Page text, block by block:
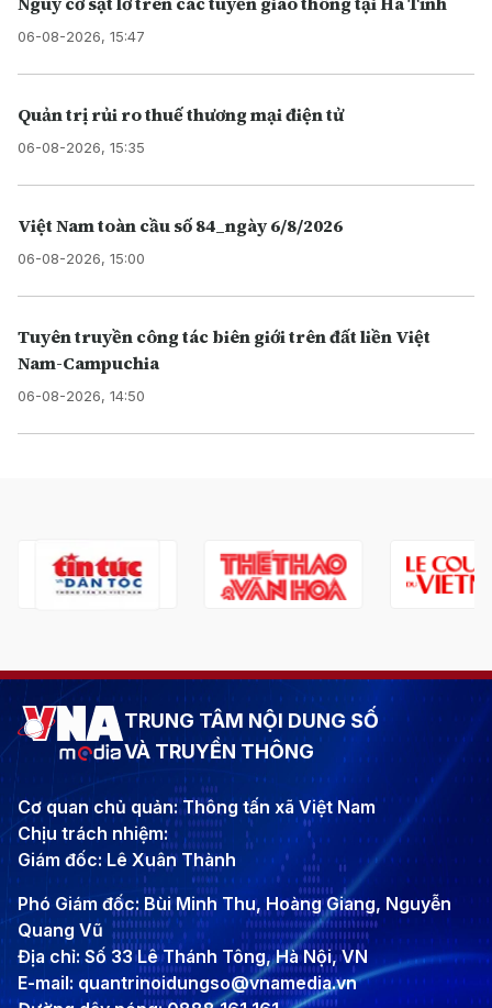
06-08-2026, 15:47
Quản trị rủi ro thuế thương mại điện tử
06-08-2026, 15:35
Việt Nam toàn cầu số 84_ngày 6/8/2026
06-08-2026, 15:00
Tuyên truyền công tác biên giới trên đất liền Việt
Nam-Campuchia
06-08-2026, 14:50
TRUNG TÂM NỘI DUNG SỐ
VÀ TRUYỀN THÔNG
Cơ quan chủ quản: Thông tấn xã Việt Nam
Chịu trách nhiệm:
Giám đốc: Lê Xuân Thành
Phó Giám đốc: Bùi Minh Thu, Hoàng Giang, Nguyễn
Quang Vũ
Địa chỉ: Số 33 Lê Thánh Tông, Hà Nội, VN
E-mail: quantrinoidungso@vnamedia.vn